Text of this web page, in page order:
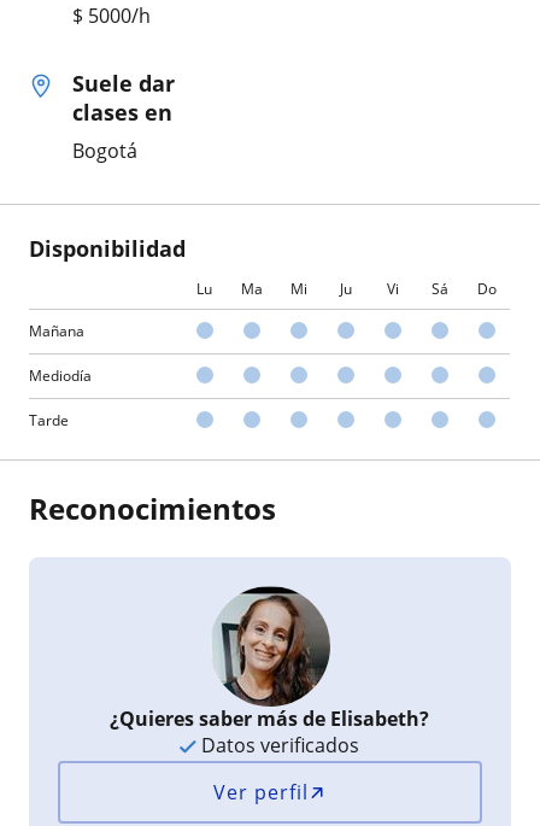
$ 5000/h
Suele dar
clases en
Bogotá
Disponibilidad
Lu Ma Mi Ju Vi Sá Do
Mañana
Mediodía
Tarde
Reconocimientos
¿Quieres saber más de Elisabeth?
Datos verificados
Ver perfil